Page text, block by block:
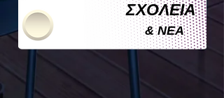
ΣΧΟΛΕΙΑ
& ΝΕΑ